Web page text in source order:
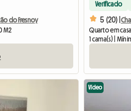
do Fresnoy
M2
Verificado
5 (20) |
Quarto em
1 cama(s) |
Vídeo